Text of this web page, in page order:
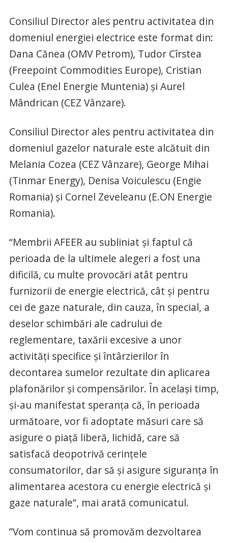
Consiliul Director ales pentru activitatea din
domeniul energiei electrice este format din:
Dana Cănea (OMV Petrom), Tudor Cîrstea
(Freepoint Commodities Europe), Cristian
Culea (Enel Energie Muntenia) și Aurel
Mândrican (CEZ Vânzare).
Consiliul Director ales pentru activitatea din
domeniul gazelor naturale este alcătuit din
Melania Cozea (CEZ Vânzare), George Mihai
(Tinmar Energy), Denisa Voiculescu (Engie
Romania) și Cornel Zeveleanu (E.ON Energie
Romania).
“Membrii AFEER au subliniat și faptul că
perioada de la ultimele alegeri a fost una
dificilă, cu multe provocări atât pentru
furnizorii de energie electrică, cât și pentru
cei de gaze naturale, din cauza, în special, a
deselor schimbări ale cadrului de
reglementare, taxării excesive a unor
activități specifice și întârzierilor în
decontarea sumelor rezultate din aplicarea
plafonărilor și compensărilor. În același timp,
și-au manifestat speranța că, în perioada
următoare, vor fi adoptate măsuri care să
asigure o piață liberă, lichidă, care să
satisfacă deopotrivă cerințele
consumatorilor, dar să și asigure siguranța în
alimentarea acestora cu energie electrică și
gaze naturale”, mai arată comunicatul.
”Vom continua să promovăm dezvoltarea